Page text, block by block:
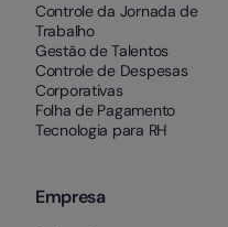
Controle da Jornada de
Trabalho
Gestão de Talentos
Controle de Despesas
Corporativas
Folha de Pagamento
Tecnologia para RH
Empresa